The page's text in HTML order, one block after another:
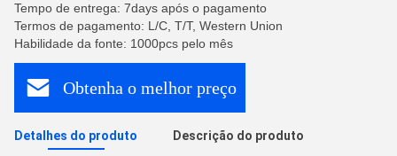
Tempo de entrega: 7days após o pagamento
Termos de pagamento: L/C, T/T, Western Union
Habilidade da fonte: 1000pcs pelo mês
Obtenha o melhor preço
Detalhes do produto Descrição do produto